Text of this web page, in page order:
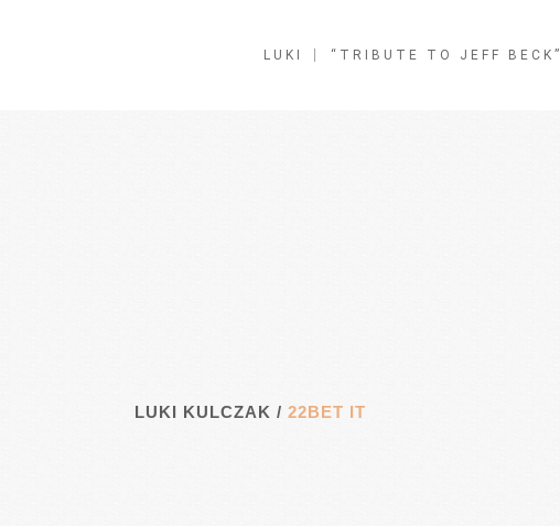
LUKI “TRIBUTE TO JEFF BECK”
LUKI KULCZAK / 22BET IT